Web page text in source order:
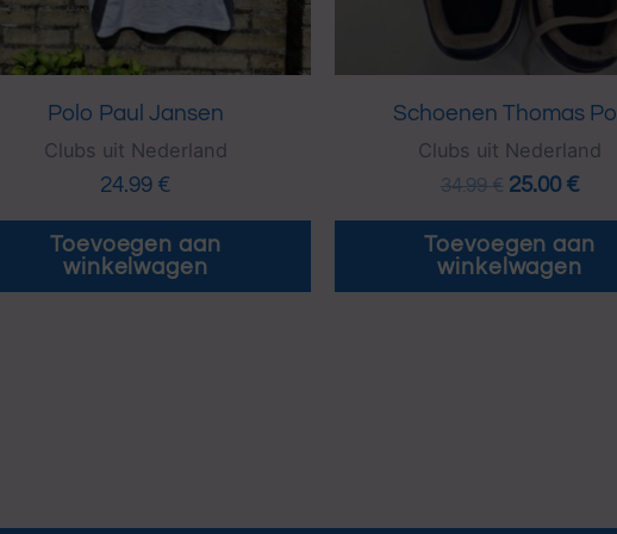
Polo Paul Jansen
Clubs uit Nederland
24.99 €
Toevoegen aan
winkelwagen
Schoenen Thomas Poll
Clubs uit Nederland
34.99€ 25.00 €
Toevoegen aan
winkelwagen